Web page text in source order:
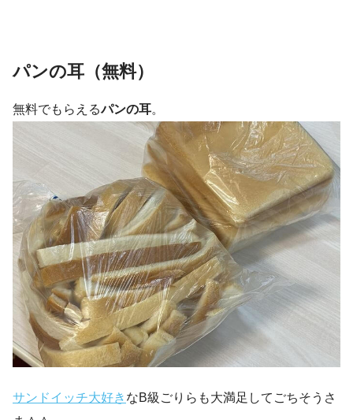
パンの耳（無料）
無料でもらえるパンの耳。
サンドイッチ大好き なB級ごりらも大満足してごちそうさ